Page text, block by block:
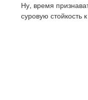
Ну, время
суровую